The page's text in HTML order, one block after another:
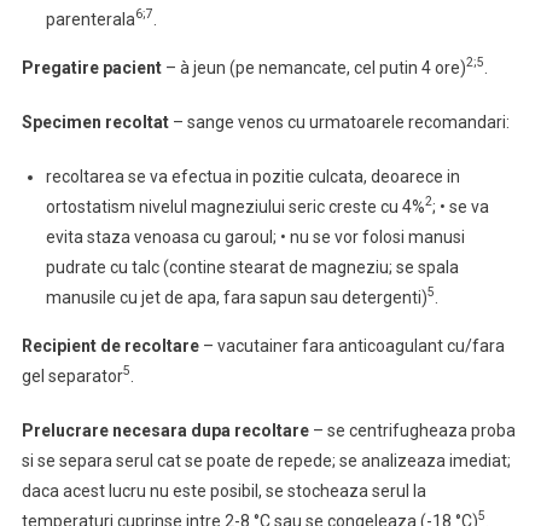
parenterala6;7
Pregatire pacient– à jeun (pe nemancate, cel putin 4 ore)2;5
Specimen recoltat – sange venos cu urmatoarele recomandari:
recoltarea se va efectua in pozitie culcata, deoarece in
ortostatism nivelul magneziului seric creste cu 4%2; • se va
evita staza venoasa cu garoul; • nu se vor folosi manusi
pudrate cu talc (contine stearat de magneziu; se spala
manusile cu jet de apa, fara sapun sau detergenti)5
Recipient de recoltare– vacutainer fara anticoagulant cu/fara
gel separator5
Prelucrare necesara dupa recoltare– se centrifugheaza proba
si se separa serul cat se poate de repede; se analizeaza imediat;
daca acest lucru nu este posibil, se stocheaza serul la
temperaturi cuprinse intre 2-8 °C sau se congeleaza (-18 °C)5